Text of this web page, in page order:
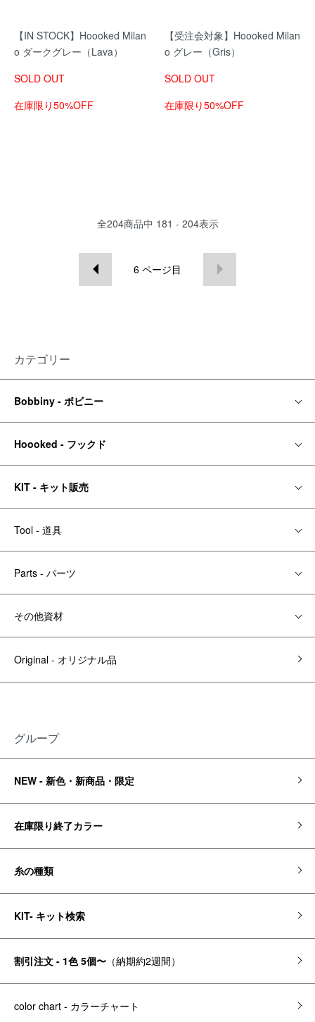
【IN STOCK】Hoooked Milan
o ダークグレー（Lava）
SOLD OUT
在庫限り50%OFF
【受注会対象】Hoooked Milan
o グレー（Gris）
SOLD OUT
在庫限り50%OFF
全204商品中 181 - 204表示
6 ページ目
カテゴリー
Bobbiny - ボビニー
Hoooked - フックド
KIT - キット販売
Tool - 道具
Parts - パーツ
その他資材
Original - オリジナル品
グループ
NEW - 新色・新商品・限定
在庫限り終了カラー
糸の種類
KIT- キット検索
割引注文 - 1色 5個〜 （納期約2週間）
color chart - カラーチャート